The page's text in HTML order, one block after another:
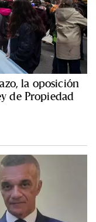
la oposición
de Propiedad